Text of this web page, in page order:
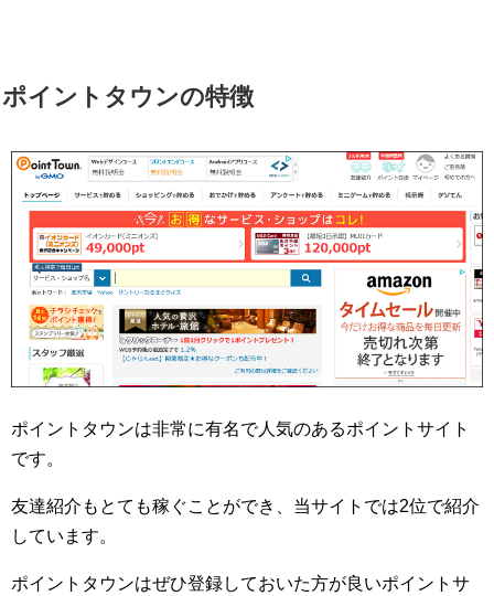
ポイントタウンの特徴
ポイントタウンは非常に有名で人気のあるポイントサイト
です。
友達紹介もとても稼ぐことができ、当サイトでは2位で紹介
しています。
ポイントタウンはぜひ登録しておいた方が良いポイントサ